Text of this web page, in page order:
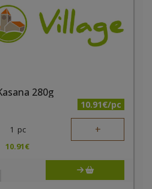
280g
10.91€/pc
1 pc +
10.91€